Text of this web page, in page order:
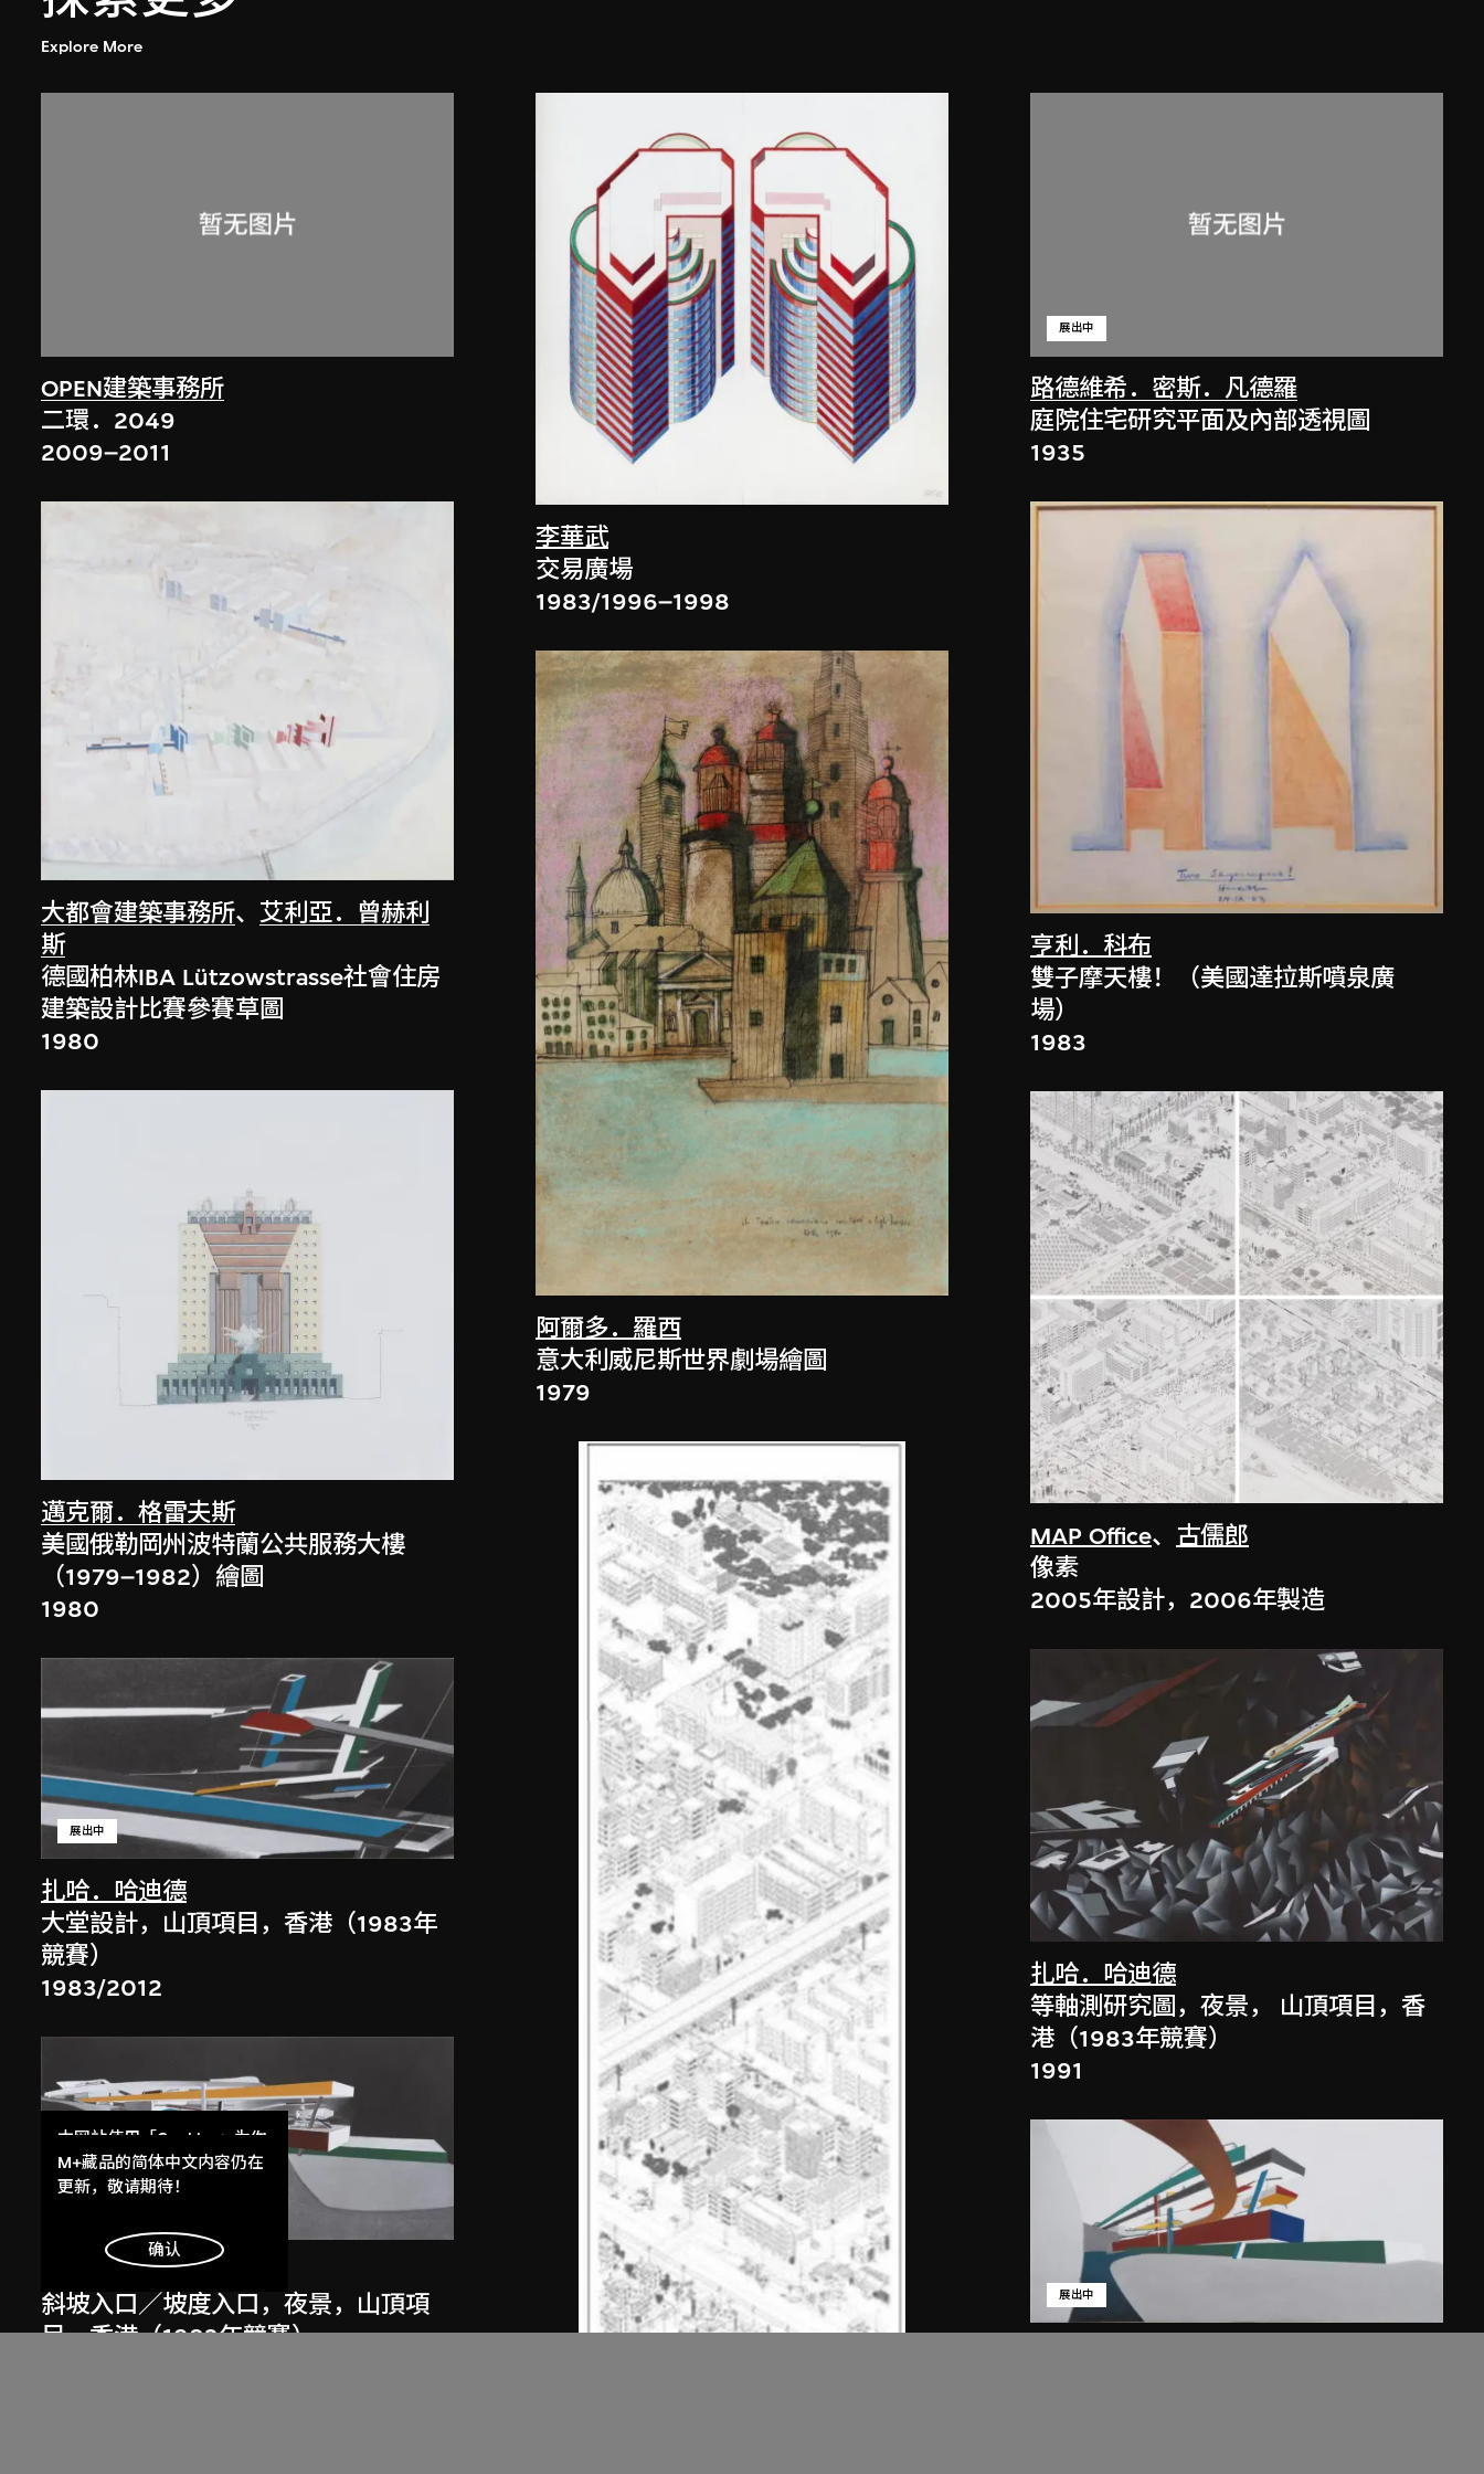
Explore More
OPEN建築事務所
二環．2049
2009–2011
大都會建築事務所、艾利亞．曾赫利
斯
德國柏林IBA Lützowstrasse社會住房
建築設計比賽參賽草圖
1980
邁克爾．格雷夫斯
美國俄勒岡州波特蘭公共服務大樓
（1979–1982）繪圖
1980
扎哈．哈迪德
展出中
大堂設計，山頂項目，香港（1983年
競賽）
1983/2012
扎哈．哈迪德
斜坡入口／坡度入口，夜景，山頂項
目，香港（1983年競賽）
李華武
交易廣場
1983/1996–1998
阿爾多．羅西
意大利威尼斯世界劇場繪圖
1979
路德維希．密斯．凡德羅
展出中
庭院住宅研究平面及內部透視圖
1935
亨利．科布
雙子摩天樓！（美國達拉斯噴泉廣
場）
1983
MAP Office、 古儒郎
像素
2005年設計，2006年製造
扎哈．哈迪德
等軸測研究圖，夜景， 山頂項目，香
港（1983年競賽）
1991
展出中
本网站使用「Cookies」为你
提供最好的网站体验。
了解更多
明白
M+藏品的简体中文内容仍在
更新，敬请期待！
确认